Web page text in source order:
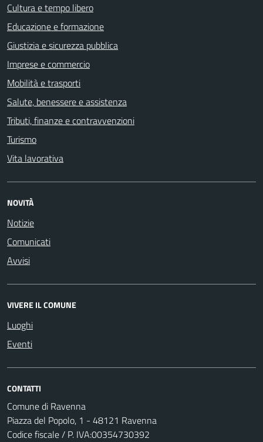
Cultura e tempo libero
Educazione e formazione
Giustizia e sicurezza pubblica
Imprese e commercio
Mobilità e trasporti
Salute, benessere e assistenza
Tributi, finanze e contravvenzioni
Turismo
Vita lavorativa
NOVITÀ
Notizie
Comunicati
Avvisi
VIVERE IL COMUNE
Luoghi
Eventi
CONTATTI
Comune di Ravenna
Piazza del Popolo, 1 - 48121 Ravenna
Codice fiscale / P. IVA:00354730392